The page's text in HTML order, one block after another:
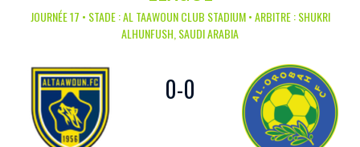
JOURNÉE 17 • STADE : AL TAAWOUN CLUB STADIUM • ARBITRE : SHUKRI
ALHUNFUSH, SAUDI ARABIA
0-0